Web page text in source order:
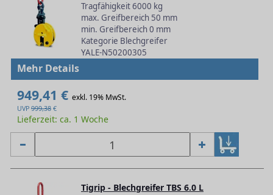
Tragfähigkeit 6000 kg
max. Greifbereich 50 mm
min. Greifbereich 0 mm
Kategorie Blechgreifer
YALE-N50200305
Mehr Details
949,41 € exkl. 19% MwSt.
UVP 999,38 €
Lieferzeit: ca. 1 Woche
Tigrip - Blechgreifer TBS 6.0 L